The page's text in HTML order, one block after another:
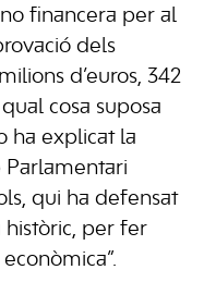
financera per al
dels
d’euros, 342
cosa suposa
ha explicat la
Parlamentari
qui ha defensat
històric, per fer